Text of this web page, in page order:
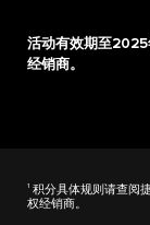
活动有效期至2025
经销商。
1 积分具体规则请查阅
权经销商。